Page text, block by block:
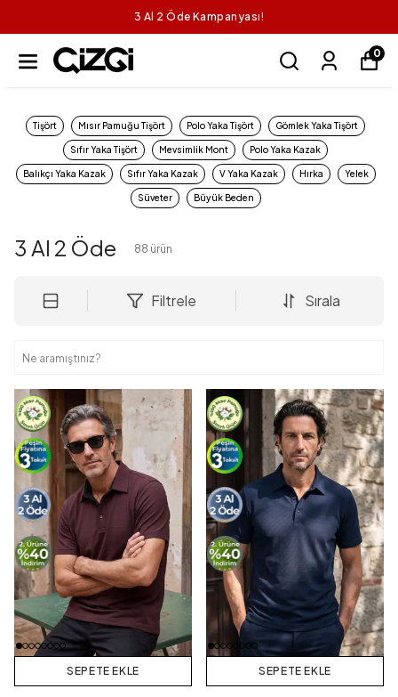
3 Al 2 Öde Kampanyası!
0
Tişört Mısır Pamuğu Tişört Polo Yaka Tişört Gömlek Yaka Tişört
Sıfır Yaka Tişört Mevsimlik Mont Polo Yaka Kazak
Balıkçı Yaka Kazak Sıfır Yaka Kazak V Yaka Kazak Hırka Yelek
Süveter Büyük Beden
3 Al 2 Öde 88 ürün
Filtrele Sırala
SEPETE EKLE SEPETE EKLE